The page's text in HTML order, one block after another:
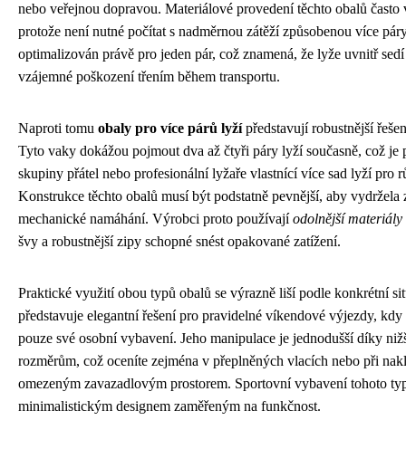
nebo veřejnou dopravou. Materiálové provedení těchto obalů
protože není nutné počítat s nadměrnou zátěží způsobenou více
optimalizován právě pro jeden pár, což znamená, že lyže uvnitř
vzájemné poškození třením během transportu.
Naproti tomu obaly pro více párů lyžípředstavují robustnější
Tyto vaky dokážou pojmout dva až čtyři páry lyží současně, což je
skupiny přátel nebo profesionální lyžaře vlastnící více sad lyží pro
Konstrukce těchto obalů musí být podstatně pevnější, aby vydržela
mechanické namáhání. Výrobci proto používajíodolnější materiály
švy a robustnější zipy schopné snést opakované zatížení.
Praktické využití obou typů obalů se výrazně liší podle konkrétní
představuje elegantní řešení pro pravidelné víkendové výjezdy,
pouze své osobní vybavení. Jeho manipulace je jednodušší díky
rozměrům, což oceníte zejména v přeplněných vlacích nebo při
omezeným zavazadlovým prostorem. Sportovní vybavení tohoto
minimalistickým designem zaměřeným na funkčnost.